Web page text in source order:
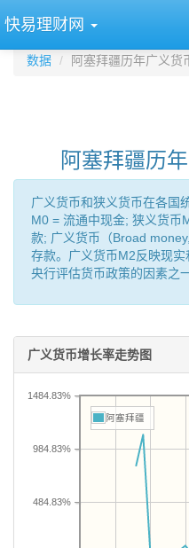
快易理财网
数据 阿塞拜疆历年广义货
阿塞拜疆历
广义货币和狭义货币在各国
M0 = 流通中现金; 狭义货币
款; 广义货币（Broad
存款。广义货币M2反映现
央行评估货币政策的因素之一
广义货币增长率走势图
484.83%
984.83%
1484.83%
阿塞拜疆